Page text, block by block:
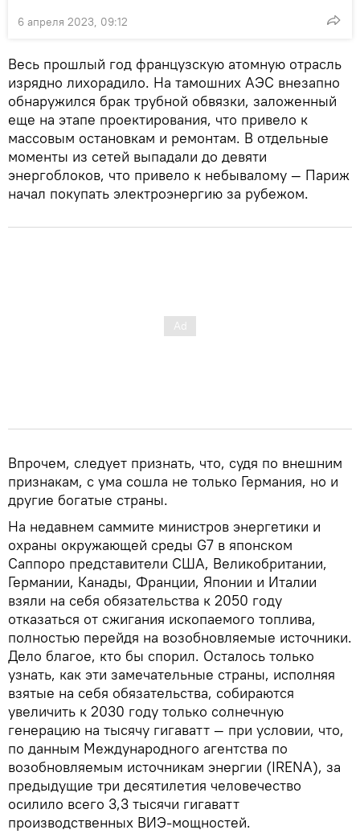
6 апреля 2023, 09:12
Весь прошлый год французскую атомную отрасль
изрядно лихорадило. На тамошних АЭС внезапно
обнаружился брак трубной обвязки, заложенный
еще на этапе проектирования, что привело к
массовым остановкам и ремонтам. В отдельные
моменты из сетей выпадали до девяти
энергоблоков, что привело к небывалому — Париж
начал покупать электроэнергию за рубежом.
Впрочем, следует признать, что, судя по внешним
признакам, с ума сошла не только Германия, но и
другие богатые страны.
На недавнем саммите министров энергетики и
охраны окружающей среды G7 в японском
Саппоро представители США, Великобритании,
Германии, Канады, Франции, Японии и Италии
взяли на себя обязательства к 2050 году
отказаться от сжигания ископаемого топлива,
полностью перейдя на возобновляемые источники.
Дело благое, кто бы спорил. Осталось только
узнать, как эти замечательные страны, исполняя
взятые на себя обязательства, собираются
увеличить к 2030 году только солнечную
генерацию на тысячу гигаватт — при условии, что,
по данным Международного агентства по
возобновляемым источникам энергии (IRENA), за
предыдущие три десятилетия человечество
осилило всего 3,3 тысячи гигаватт
производственных ВИЭ-мощностей.